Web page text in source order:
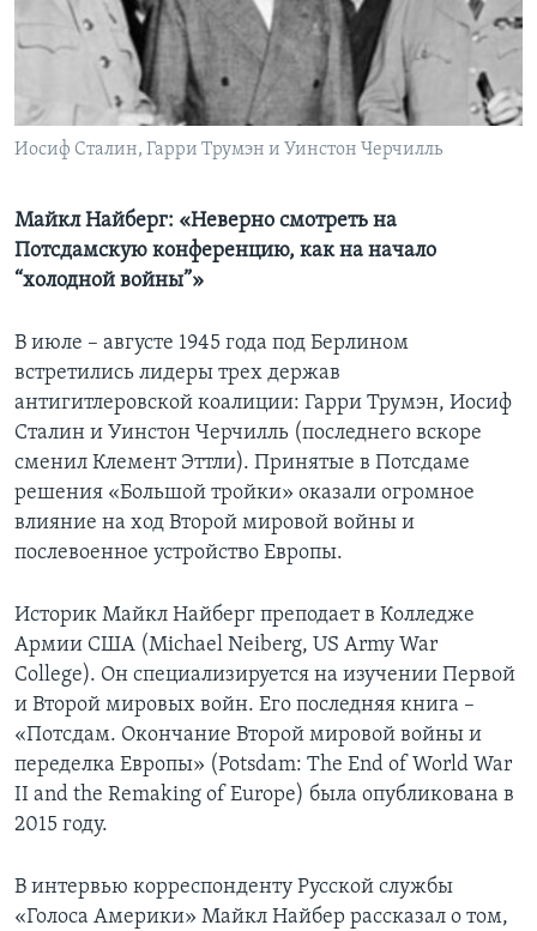
Learning English
СОЦИАЛЬНЫЕ СЕТИ
Языки
Иосиф Сталин, Гарри Трумэн и Уинстон Черчилль
Майкл Найберг: «Неверно смотреть на
Потсдамскую конференцию, как на начало
“холодной войны”»
В июле – августе 1945 года под Берлином
встретились лидеры трех держав
антигитлеровской коалиции: Гарри Трумэн, Иосиф
Сталин и Уинстон Черчилль (последнего вскоре
сменил Клемент Эттли). Принятые в Потсдаме
решения «Большой тройки» оказали огромное
влияние на ход Второй мировой войны и
послевоенное устройство Европы.
Историк Майкл Найберг преподает в Колледже
Армии США (Michael Neiberg, US Army War
College). Он специализируется на изучении Первой
и Второй мировых войн. Его последняя книга –
«Потсдам. Окончание Второй мировой войны и
переделка Европы» (Potsdam: The End of World War
II and the Remaking of Europe) была опубликована в
2015 году.
В интервью корреспонденту Русской службы
«Голоса Америки» Майкл Найбер рассказал о том,